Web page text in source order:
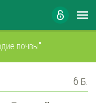
почвы"
6 Б.